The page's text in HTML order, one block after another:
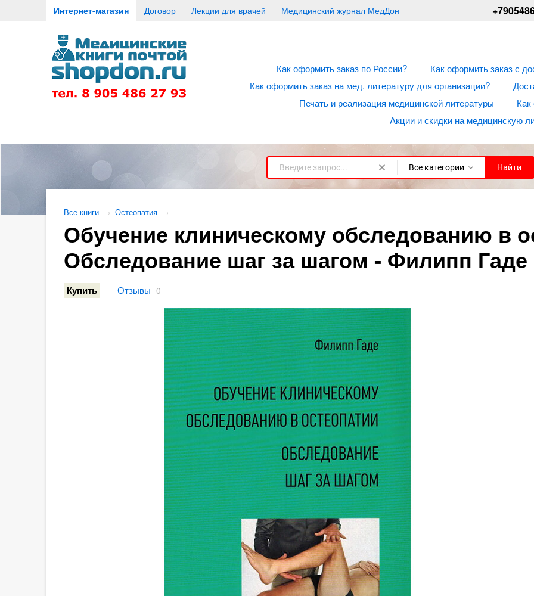
Интернет-магазин Договор Лекции для врачей Медицинский журнал МедДон
Как оформить заказ по России?
Как оформить заказ с
Как оформить заказ на мед. литературу для организации?
Печать и реализация медицинской литературы
Как
Акции и скидки на медицинскую
Все категории Найти
Все книги → Остеопатия →
Обучение клиническому обследованию в
Обследование шаг за шагом - Филипп Гаде
Купить Отзывы 0